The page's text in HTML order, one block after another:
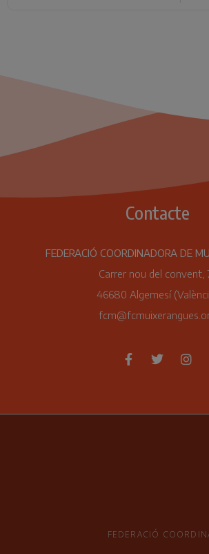
Contacte
FEDERACIÓ COORDINADORA DE
Carrer nou del convent,
46680 Algemesí
FEDERACIÓ